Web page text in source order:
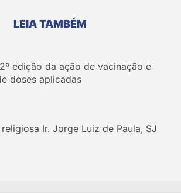
LEIA TAMBÉM
edição da ação de vacinação e
doses aplicadas
Ir. Jorge Luiz de Paula, SJ